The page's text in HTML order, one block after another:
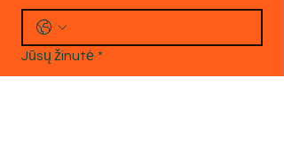
Jūsų žinutė *